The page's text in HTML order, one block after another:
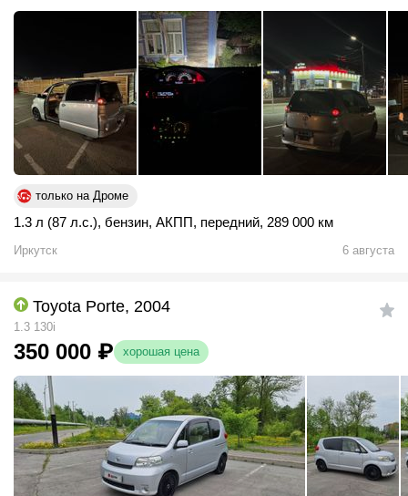
только на Дроме
1.3 л (87 л.с.), бензин, АКПП, передний, 289 000 км
Иркутск 6 августа
Toyota Porte, 2004
1.3 130i
350 000 ₽ хорошая цена